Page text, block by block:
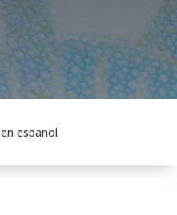
en espanol